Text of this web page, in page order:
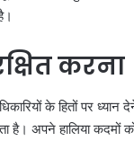
करना
के हितों पर
है। अपने हालिया